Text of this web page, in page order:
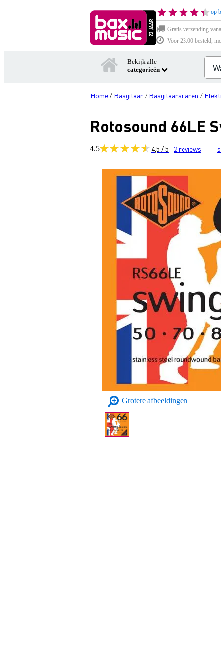
op
Gratis verzending
Voor 23:00 besteld,
Bekijk alle
categorieën
Home / Basgitaar / Basgitaarsnaren /
Rotosound 66LE
4.5 4,5 / 5 2reviews
Grotere afbeeldingen